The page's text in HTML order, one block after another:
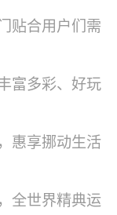
贴合用户们需
富多彩、好玩
惠享挪动生活
全世界精典运